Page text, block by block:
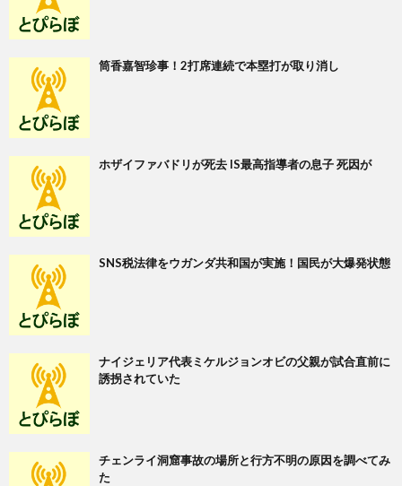
筒香嘉智珍事！2打席連続で本塁打が取り消し
ホザイファバドリが死去 IS最高指導者の息子 死因が
SNS税法律をウガンダ共和国が実施！国民が大爆発状態
ナイジェリア代表ミケルジョンオビの父親が試合直前に
誘拐されていた
チェンライ洞窟事故の場所と行方不明の原因を調べてみ
た